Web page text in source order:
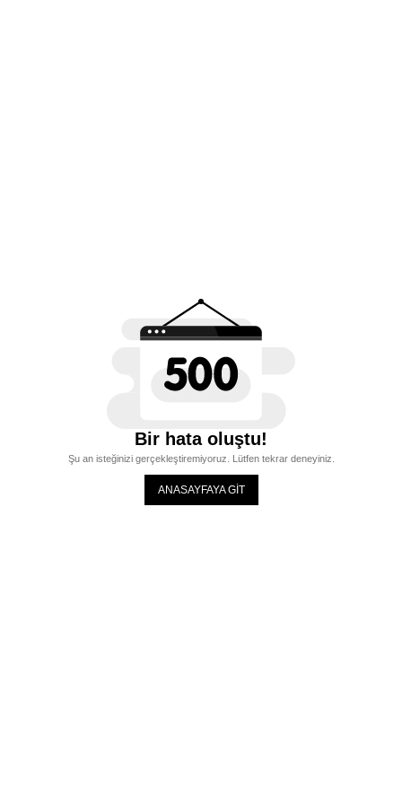
Bir hata oluştu!
Şu an isteğinizi gerçekleştiremiyoruz. Lütfen tekrar deneyiniz.
ANASAYFAYA GİT